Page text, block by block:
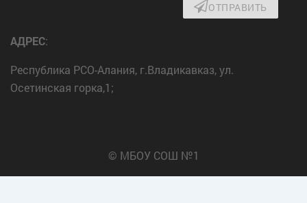
ОТПРАВИТЬ
АДРЕС:
Республика РСО-Алания, г.Владикавказ, ул.
Осетинская горка,1;
© МБОУ СОШ №1